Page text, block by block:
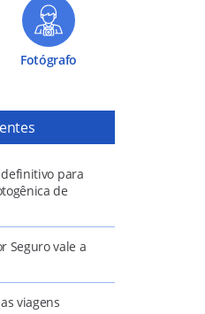
Fotógrafo
para
de
Seguro vale a
viagens